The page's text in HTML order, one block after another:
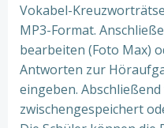
Vokabel-
MP3-Format.
bearbeiten (Foto Max)
Antworten zur
eingeben.
zwischengespeichert